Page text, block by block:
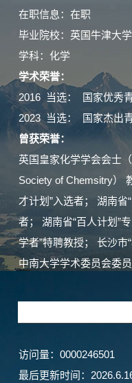
在职信息：在职
毕业院校：英国牛津大学
学科：化学
学术荣誉：
2016 当选： 国家优秀
2023 当选： 国家杰出
曾获荣誉：
英国皇家化学学会会士
Society of Chemsitry）
才计划”入选者； 湖南省
者； 湖南省“百人计划”
学者”特聘教授； 长沙市
中南大学学术委员会委
访问量： 0000246501
最后更新时间： 2026.6.